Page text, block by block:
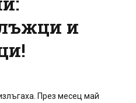
и
През месец май